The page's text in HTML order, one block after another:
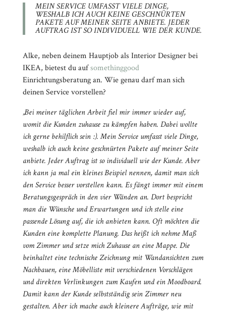
MEIN SERVICE UMFASST VIELE DINGE,
WESHALB ICH AUCH KEINE GESCHNÜRTEN
PAKETE AUF MEINER SEITE ANBIETE. JEDER
AUFTRAG IST SO INDIVIDUELL WIE DER KUNDE.
Alke, neben deinem Hauptjob als Interior Designer bei
IKEA, bietest du aufsomethinggood
Einrichtungsberatung an. Wie genau darf man sich
deinenService vorstellen?
„Bei meiner täglichen Arbeit fiel mir immer wieder auf,
womit die Kunden zuhause zu kämpfen haben. Dabei wollte
ich gerne behilflich sein :). Mein Service umfasst viele Dinge,
weshalb ich auch keine geschnürten Pakete auf meiner Seite
anbiete. Jeder Auftrag ist so individuell wie der Kunde. Aber
ich kann ja mal ein kleines Beispiel nennen, damit man sich
den Service besser vorstellen kann. Es fängt immer mit einem
Beratungsgespräch in den vier Wänden an. Dort bespricht
man die Wünsche und Erwartungen und ich stelle eine
passende Lösung auf, die ich anbieten kann. Oft möchten die
Kunden eine komplette Planung. Das heißt ich nehme Maß
vom Zimmer und setze mich Zuhause an eine Mappe. Die
beinhaltet eine technische Zeichnung mit Wandansichten zum
Nachbauen, eine Möbelliste mit verschiedenen Vorschlägen
und direkten Verlinkungen zum Kaufen und ein Moodboard.
Damit kann der Kunde selbstständig sein Zimmer neu
gestalten. Aber ich mache auch kleinere Aufträge, wie mit